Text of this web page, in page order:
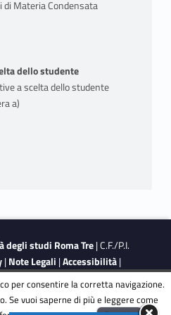
di due parti svolte
con uso della
presentazioni. Nel
dell’emergenza
saranno recepite
regolino le modalità
sarà messo
consigliata
Materia Condensata
dello studente
a scelta dello studente
a)
degli studi Roma Tre| C.F./P.I.
|Note Legali |Accessibilità|
Dichiarazione di accessibilità
per consentire la corretta navigazione.
Se vuoi saperne di più e leggere come